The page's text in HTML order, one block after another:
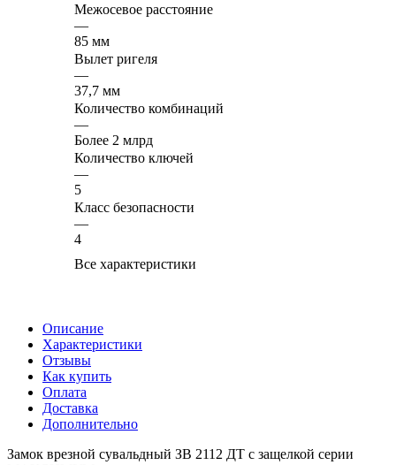
Межосевое расстояние
—
85 мм
Вылет ригеля
—
37,7 мм
Количество комбинаций
—
Более 2 млрд
Количество ключей
—
5
Класс безопасности
—
4
Все характеристики
Описание
Характеристики
Отзывы
Как купить
Оплата
Доставка
Дополнительно
Замок врезной сувальдный ЗВ 2112 ДТ с защелкой серии